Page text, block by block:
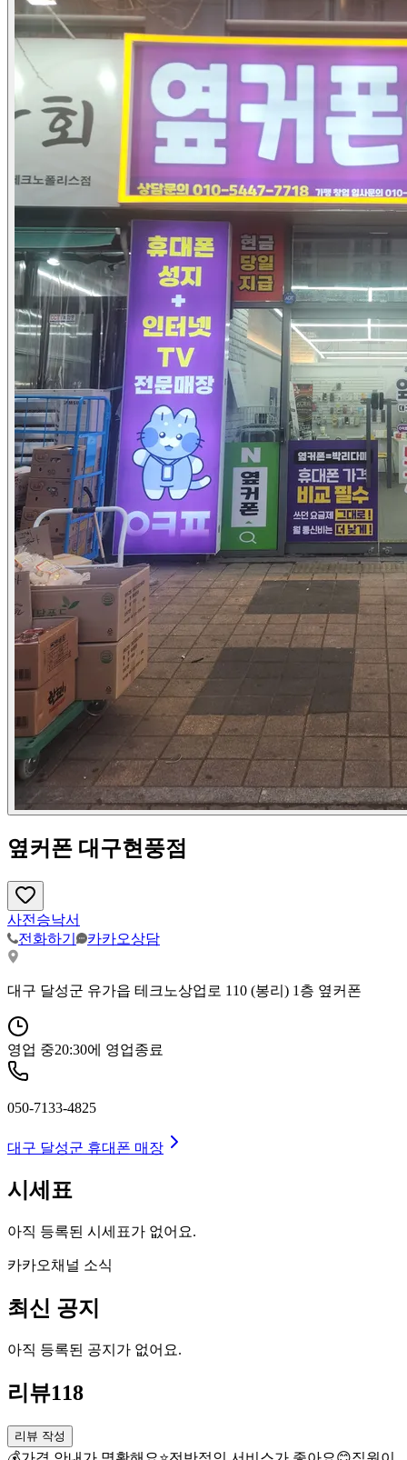
옆커폰 대구현풍점
사전승낙서
전화하기
카카오상담
대구 달성군 유가읍 테크노상업로 110 (봉리) 1층 옆커폰
영업 중20:30에 영업종료
050-7133-4825
대구 달성군 휴대폰 매장
시세표
아직 등록된 시세표가 없어요.
카카오채널 소식
최신 공지
아직 등록된 공지가 없어요.
리뷰118
리뷰 작성